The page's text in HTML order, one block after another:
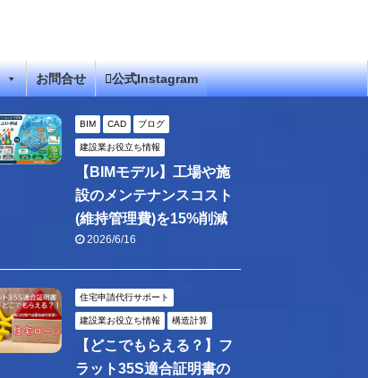
お問合せ 公式Instagram
BIM CAD ブログ
建設業お役立ち情報
【BIMモデル】工場や施
設のメンテナンスコスト
(維持管理費)を15%削減
2026/6/16
住宅申請代行サポート
建設業お役立ち情報 構造計算
【どこでもらえる？】フ
ラット35S適合証明書の